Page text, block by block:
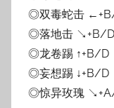
◎双毒蛇击
◎落地击 ↘+B/D
◎龙卷踢 ↑+B/D
◎妄想踢 ↓+B/D
◎惊异玫瑰